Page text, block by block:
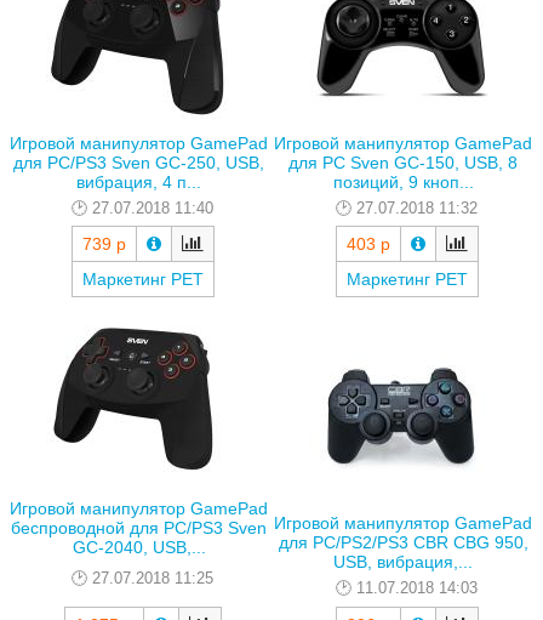
Игровой манипулятор GamePad
для PC/PS3 Sven GC-250, USB,
вибрация, 4 п...
27.07.2018 11:40
739 р
Маркетинг РЕТ
Игровой манипулятор GamePad
для PC Sven GC-150, USB, 8
позиций, 9 кноп...
27.07.2018 11:32
403 р
Маркетинг РЕТ
Игровой манипулятор GamePad
беспроводной для PC/PS3 Sven
GC-2040, USB,...
27.07.2018 11:25
Игровой манипулятор GamePad
для PC/PS2/PS3 CBR CBG 950,
USB, вибрация,...
11.07.2018 14:03